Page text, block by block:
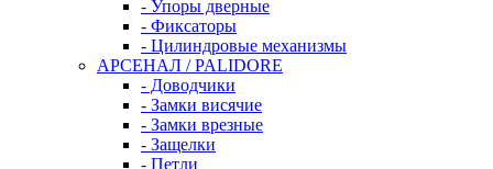
- Упоры дверные
- Фиксаторы
- Цилиндровые механизмы
АРСЕНАЛ / PALIDORE
- Доводчики
- Замки висячие
- Замки врезные
- Защелки
- Петли